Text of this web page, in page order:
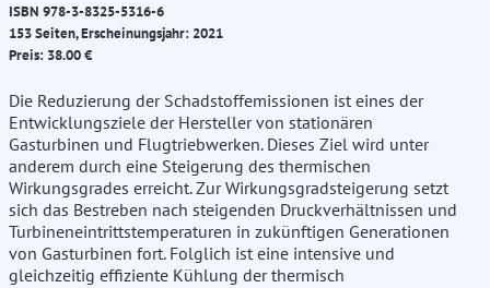
ISBN 978-3-8325-5316-6
153 Seiten, Erscheinungsjahr: 2021
Preis: 38.00 €
Die Reduzierung der Schadstoffemissionen ist eines der
Entwicklungsziele der Hersteller von stationären
Gasturbinen und Flugtriebwerken. Dieses Ziel wird unter
anderem durch eine Steigerung des thermischen
Wirkungsgrades erreicht. Zur Wirkungsgradsteigerung setzt
sich das Bestreben nach steigenden Druckverhältnissen und
Turbineneintrittstemperaturen in zukünftigen Generationen
von Gasturbinen fort. Folglich ist eine intensive und
gleichzeitig effiziente Kühlung der thermisch